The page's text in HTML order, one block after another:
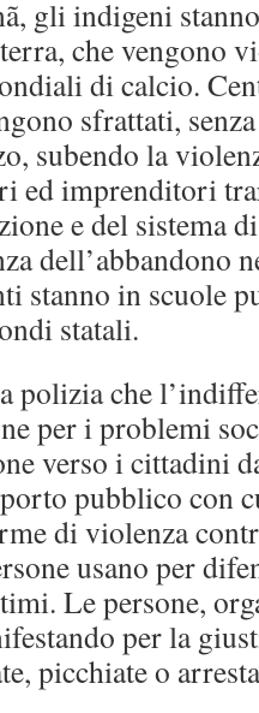
gli indigeni
che vengono
di calcio.
sfrattati,
subendo la
ed imprenditori
e del sistema
dell’abbandono
stanno in scuole
statali.
polizia che
per i problemi
verso i cittadini
pubblico con
di violenza
usano per
Le persone,
per la
picchiate o